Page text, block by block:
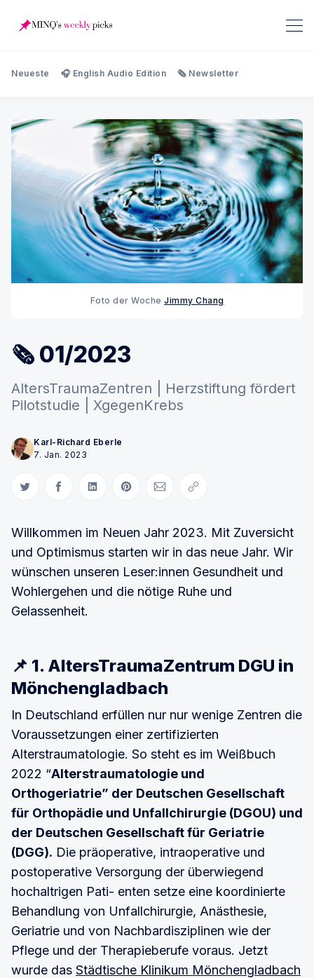
Neueste 🎧 English Audio Edition 🗞️ Newsletter
Foto der Woche Jimmy Chang
🗞 01/2023
AltersTraumaZentren | Herzstiftung fördert
Pilotstudie | XgegenKrebs
Karl-Richard Eberle
7. Jan. 2023
Auf Twitter teilen
Auf Facebook teilen
Auf LinkedIn teilen
Auf Pinterest teilen
Per E-Mail teilen
Link kopieren
Willkommen im Neuen Jahr 2023. Mit Zuversicht
und Optimismus starten wir in das neue Jahr. Wir
wünschen unseren Leser:innen Gesundheit und
Wohlergehen und die nötige Ruhe und
Gelassenheit.
📌 1. AltersTraumaZentrum DGU in
Mönchengladbach
In Deutschland erfüllen nur nur wenige Zentren die
Voraussetzungen einer zertifizierten
Alterstraumatologie. So steht es im Weißbuch
2022 “Alterstraumatologie und
Orthogeriatrie” der Deutschen Gesellschaft
für Orthopädie und Unfallchirurgie (DGOU) und
der Deutschen Gesellschaft für Geriatrie
(DGG). Die präoperative, intraoperative und
postoperative Versorgung der überwiegend
hochaltrigen Pati- enten setze eine koordinierte
Behandlung von Unfallchirurgie, Anästhesie,
Geriatrie und von Nachbardisziplinen wie der
Pflege und der Therapieberufe voraus. Jetzt
wurde das Städtische Klinikum Mönchengladbach